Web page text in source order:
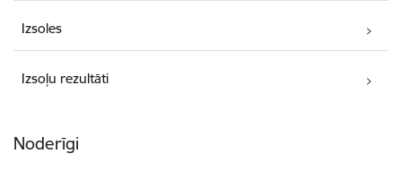
Izsoles
Izsoļu rezultāti
Noderīgi